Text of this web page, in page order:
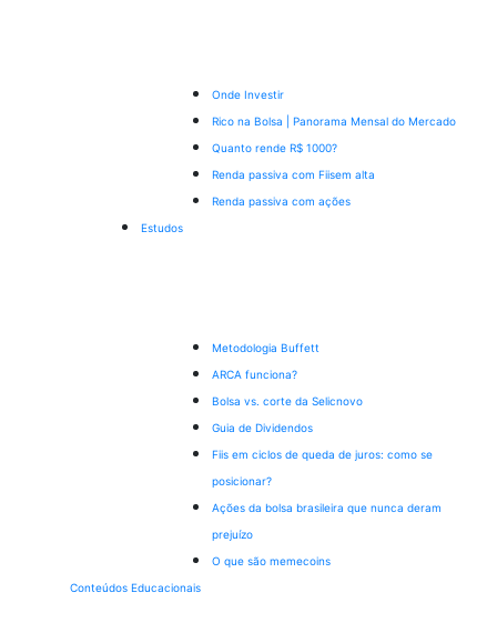
Onde Investir
Rico na Bolsa | Panorama Mensal do Mercado
Quanto rende R$ 1000?
Renda passiva com Fiisem alta
Renda passiva com ações
Estudos
Metodologia Buffett
ARCA funciona?
Bolsa vs. corte da Selicnovo
Guia de Dividendos
Fiis em ciclos de queda de juros: como se
posicionar?
Ações da bolsa brasileira que nunca deram
prejuízo
O que são memecoins
Conteúdos Educacionais